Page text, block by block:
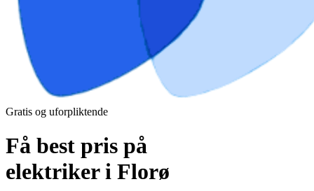
Gratis og uforpliktende
Få best pris på
elektriker i Florø